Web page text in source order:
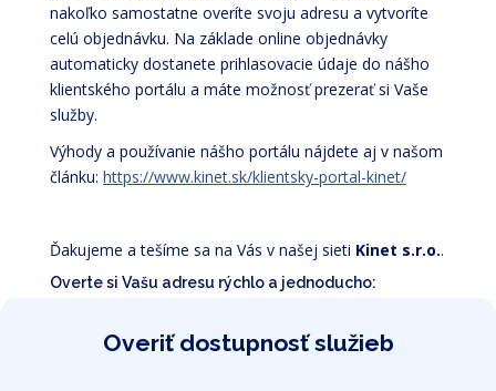
nakoľko samostatne overíte svoju adresu a vytvoríte
celú objednávku. Na základe online objednávky
automaticky dostanete prihlasovacie údaje do nášho
klientského portálu a máte možnosť prezerať si Vaše
služby.
Výhody a používanie nášho portálu nájdete aj v našom
článku: https://www.kinet.sk/klientsky-portal-kinet/
Ďakujeme a tešíme sa na Vás v našej sieti Kinet s.r.o..
Overte si Vašu adresu rýchlo a jednoducho:
Overiť dostupnosť služieb